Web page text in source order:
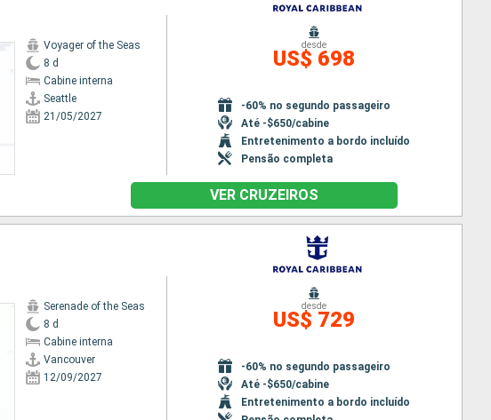
Voyager of the Seas
8 d
Cabine interna
Seattle
21/05/2027
desde
US$ 698
-60% no segundo passageiro
Até -$650/cabine
Entretenimento a bordo incluído
Pensão completa
VER CRUZEIROS
Serenade of the Seas
8 d
Cabine interna
Vancouver
12/09/2027
desde
US$ 729
-60% no segundo passageiro
Até -$650/cabine
Entretenimento a bordo incluído